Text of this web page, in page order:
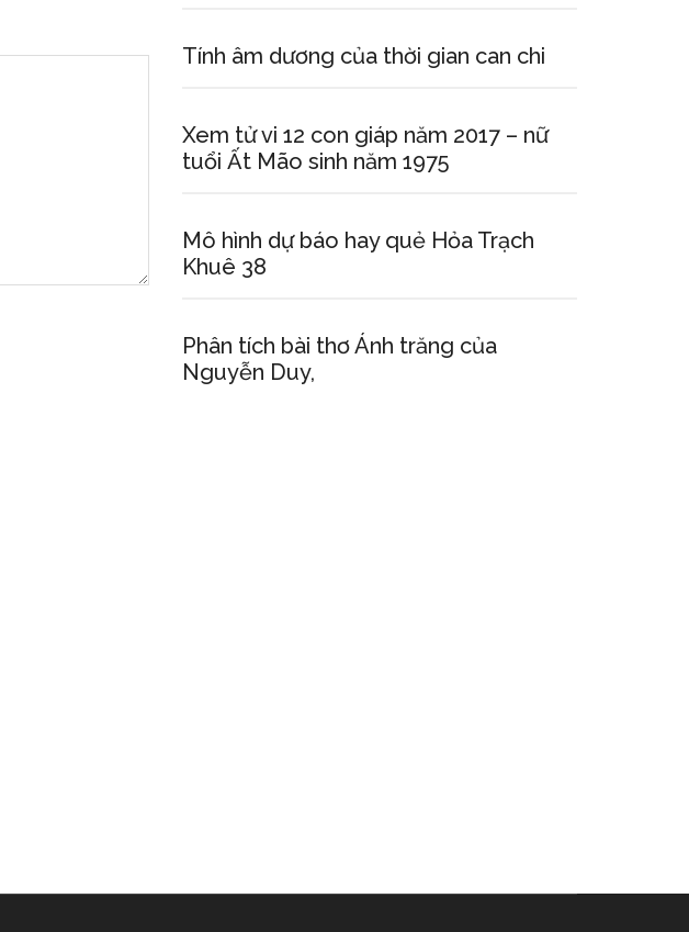
Tính âm dương của thời gian can chi
Xem tử vi 12 con giáp năm 2017 – nữ
tuổi Ất Mão sinh năm 1975
Mô hình dự báo hay quẻ Hỏa Trạch
Khuê 38
Phân tích bài thơ Ánh trăng của
Nguyễn Duy,